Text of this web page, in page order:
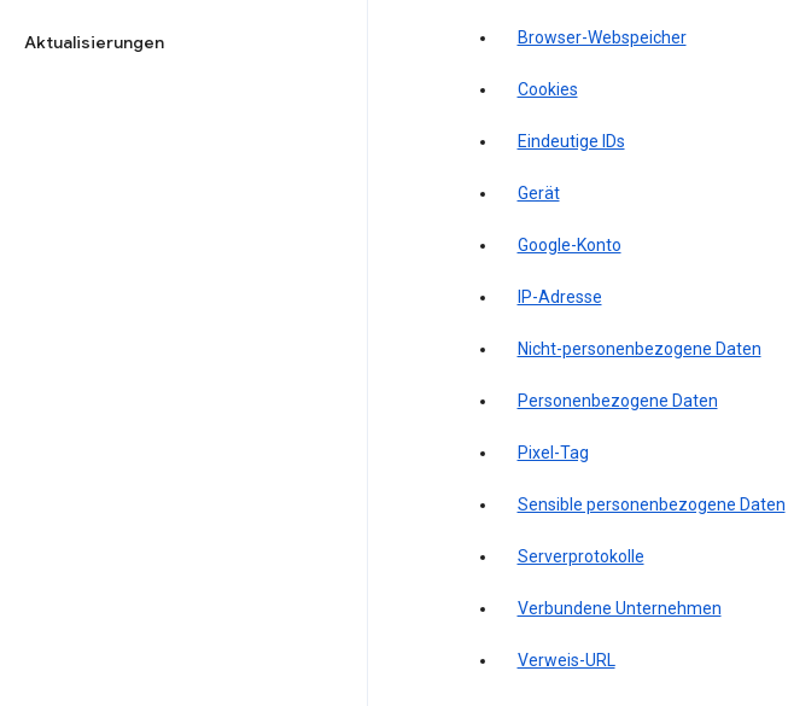
Aktualisierungen Browser-Webspeicher
Cookies
Eindeutige IDs
Gerät
Google-Konto
IP-Adresse
Nicht-personenbezogene Daten
Personenbezogene Daten
Pixel-Tag
Sensible personenbezogene Daten
Serverprotokolle
Verbundene Unternehmen
Verweis-URL